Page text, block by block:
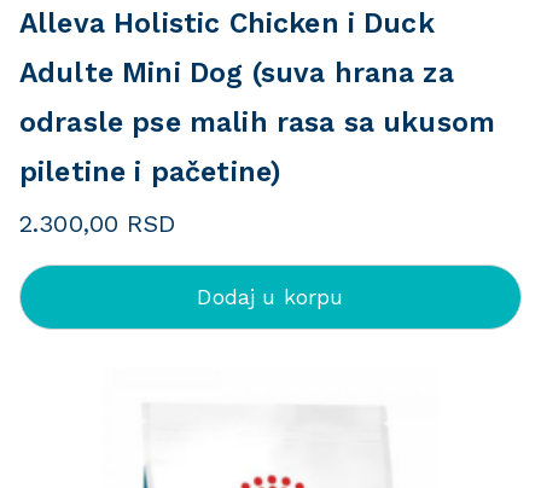
Alleva Holistic Chicken i Duck
Adulte Mini Dog (suva hrana za
odrasle pse malih rasa sa ukusom
piletine i pačetine)
2.300,00 RSD
Dodaj u korpu